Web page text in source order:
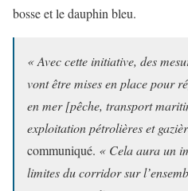
bosse et le dauphin bleu.
« Avec cette initiative, des
vont être mises en place pour
en mer [pêche, transport
exploitation pétrolières et
communiqué. « Cela aura un
limites du corridor sur